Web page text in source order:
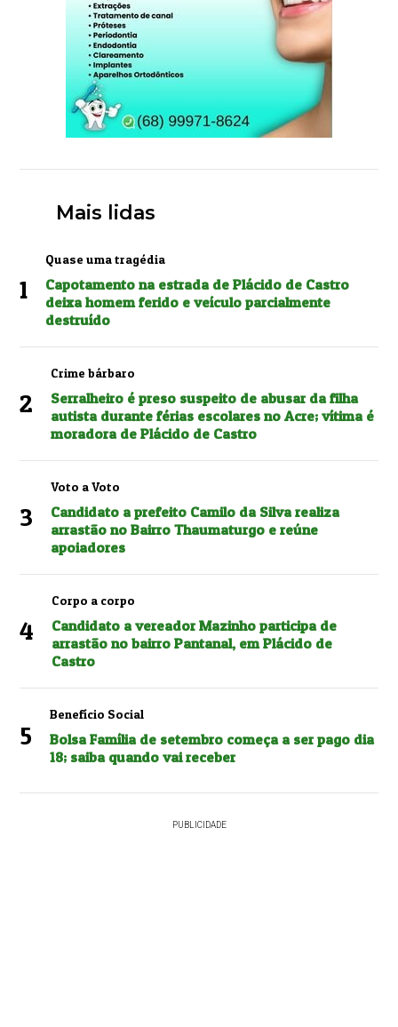
Mais lidas
1
Quase uma tragédia
Capotamento na estrada de Plácido de Castro
deixa homem ferido e veículo parcialmente
destruído
2
Crime bárbaro
Serralheiro é preso suspeito de abusar da filha
autista durante férias escolares no Acre; vítima é
moradora de Plácido de Castro
3
Voto a Voto
Candidato a prefeito Camilo da Silva realiza
arrastão no Bairro Thaumaturgo e reúne
apoiadores
4
Corpo a corpo
Candidato a vereador Mazinho participa de
arrastão no bairro Pantanal, em Plácido de
Castro
5
Benefício Social
Bolsa Família de setembro começa a ser pago dia
18; saiba quando vai receber
PUBLICIDADE